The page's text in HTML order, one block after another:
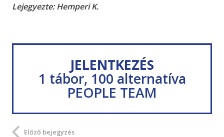
Lejegyezte: Hemperi K.
JELENTKEZÉS
1 tábor, 100 alternatíva
PEOPLE TEAM
Előző bejegyzés